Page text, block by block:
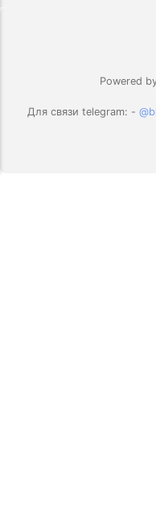
Powered
Для связи telegram: -